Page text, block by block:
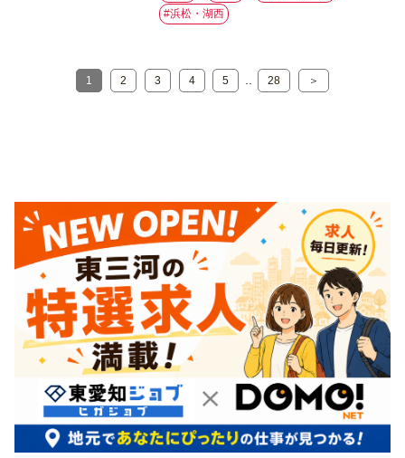
#浜松・湖西
1 2 3 4 5 28 ＞